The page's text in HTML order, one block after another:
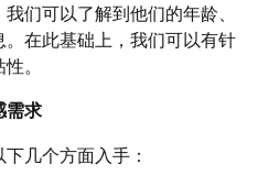
们可以了解到他们的年龄、
在此基础上，我们可以有针
。
需求
几个方面入手：